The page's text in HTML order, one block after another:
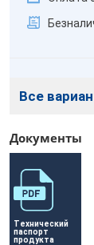
Все
Документы
Технический
паспорт
продукта